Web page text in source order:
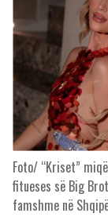
Foto/ “Kriset”
fitueses së Big
famshme në